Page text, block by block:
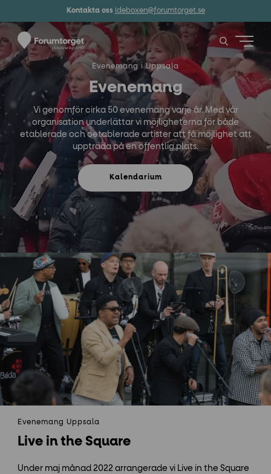
Kontakta oss Ideboxen@forumtorget.se
Evenemang i Uppsala
Evenemang
Vi genomför cirka 50 evenemang varje år. Med vår
organisation underlättar vi möjligheterna för både
etablerade och oetablerade artister att få möjlighet att
uppträda på en offentlig plats.
Kalendarium
Evenemang Uppsala
Live in the Square
Under maj månad 2022 arrangerade vi Live in the Square